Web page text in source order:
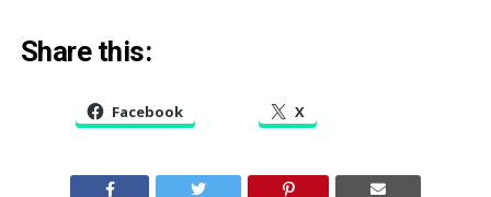
Share this:
Facebook X